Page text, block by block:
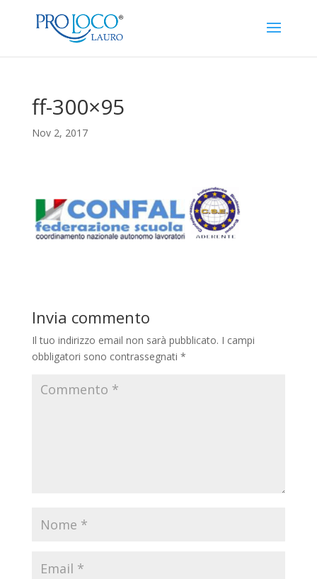
ff-300×95
Nov 2, 2017
Invia commento
Il tuo indirizzo email non sarà pubblicato. I campi
obbligatori sono contrassegnati *